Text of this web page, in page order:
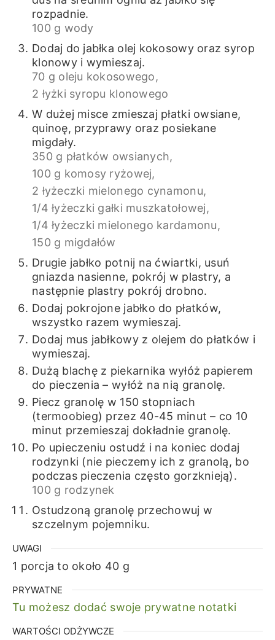
rozpadnie.
100 g wody
Dodaj do jabłka olej kokosowy oraz syrop
klonowy i wymieszaj.
70 g oleju kokosowego,
2 łyżki syropu klonowego
W dużej misce zmieszaj płatki owsiane,
quinoę, przyprawy oraz posiekane
migdały.
350 g płatków owsianych,
100 g komosy ryżowej,
2 łyżeczki mielonego cynamonu,
1/4 łyżeczki gałki muszkatołowej,
1/4 łyżeczki mielonego kardamonu,
150 g migdałów
Drugie jabłko potnij na ćwiartki, usuń
gniazda nasienne, pokrój w plastry, a
następnie plastry pokrój drobno.
Dodaj pokrojone jabłko do płatków,
wszystko razem wymieszaj.
Dodaj mus jabłkowy z olejem do płatków i
wymieszaj.
Dużą blachę z piekarnika wyłóż papierem
do pieczenia – wyłóż na nią granolę.
Piecz granolę w 150 stopniach
(termoobieg) przez 40-45 minut – co 10
minut przemieszaj dokładnie granolę.
Po upieczeniu ostudź i na koniec dodaj
rodzynki (nie pieczemy ich z granolą, bo
podczas pieczenia często gorzknieją).
100 g rodzynek
Ostudzoną granolę przechowuj w
szczelnym pojemniku.
UWAGI
1 porcja to około 40 g
PRYWATNE
Tu możesz dodać swoje prywatne notatki
WARTOŚCI ODŻYWCZE